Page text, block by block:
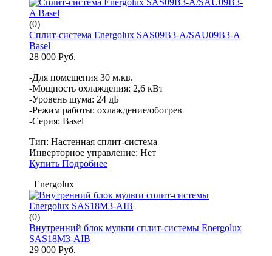
(0)
Сплит-система Energolux SAS09B3-A/SAU09B3-A
Basel
28 000 Руб.
-Для помещения 30 м.кв.
-Мощность охлаждения: 2,6 кВт
-Уровень шума: 24 дБ
-Режим работы: охлаждение/обогрев
-Серия: Basel
Тип: Настенная сплит-система
Инверторное управление: Нет
Купить Подробнее
Energolux
(0)
Внутренний блок мульти сплит-системы Energolux
SAS18M3-AIB
29 000 Руб.